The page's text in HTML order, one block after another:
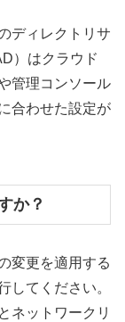
ディレクトリサ
）はクラウド
管理コンソール
合わせた設定が
か？
変更を適用する
してください。
ネットワークリ